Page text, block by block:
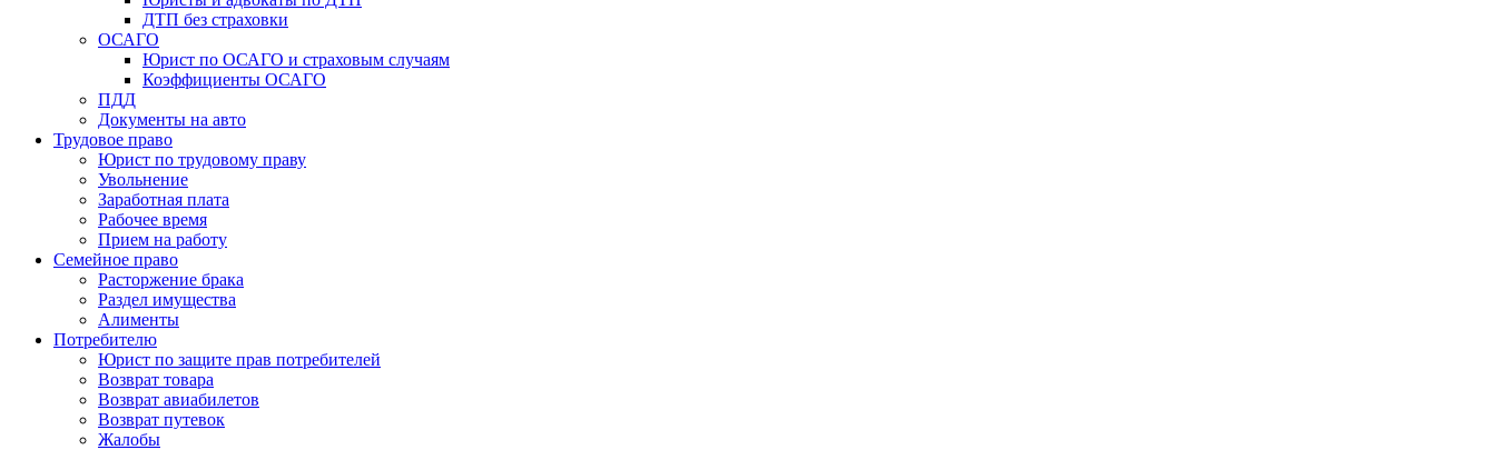
ДТП без страховки
ОСАГО
Юрист по ОСАГО и страховым случаям
Коэффициенты ОСАГО
ПДД
Документы на авто
Трудовое право
Юрист по трудовому праву
Увольнение
Заработная плата
Рабочее время
Прием на работу
Семейное право
Расторжение брака
Раздел имущества
Алименты
Потребителю
Юрист по защите прав потребителей
Возврат товара
Возврат авиабилетов
Возврат путевок
Жалобы